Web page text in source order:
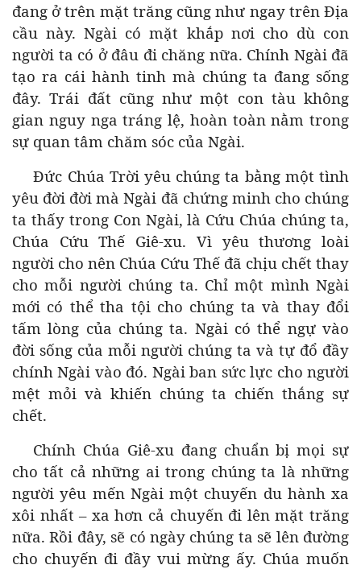
đang ở trên mặt trăng cũng như ngay trên Địa
cầu này. Ngài có mặt khắp nơi cho dù con
người ta có ở đâu đi chăng nữa. Chính Ngài đã
tạo ra cái hành tinh mà chúng ta đang sống
đây. Trái đất cũng như một con tàu không
gian nguy nga tráng lệ, hoàn toàn nằm trong
sự quan tâm chăm sóc của Ngài.
Đức Chúa Trời yêu chúng ta bằng một tình
yêu đời đời mà Ngài đã chứng minh cho chúng
ta thấy trong Con Ngài, là Cứu Chúa chúng ta,
Chúa Cứu Thế Giê-xu. Vì yêu thương loài
người cho nên Chúa Cứu Thế đã chịu chết thay
cho mỗi người chúng ta. Chỉ một mình Ngài
mới có thể tha tội cho chúng ta và thay đổi
tấm lòng của chúng ta. Ngài có thể ngự vào
đời sống của mỗi người chúng ta và tự đổ đầy
chính Ngài vào đó. Ngài ban sức lực cho người
mệt mỏi và khiến chúng ta chiến thắng sự
chết.
Chính Chúa Giê-xu đang chuẩn bị mọi sự
cho tất cả những ai trong chúng ta là những
người yêu mến Ngài một chuyến du hành xa
xôi nhất – xa hơn cả chuyến đi lên mặt trăng
nữa. Rồi đây, sẽ có ngày chúng ta sẽ lên đường
cho chuyến đi đầy vui mừng ấy. Chúa muốn